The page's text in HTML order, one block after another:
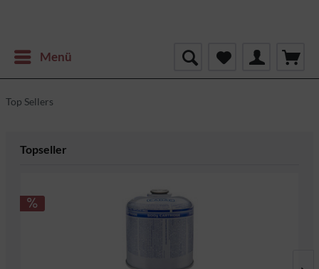
Menü
Top Sellers
Topseller